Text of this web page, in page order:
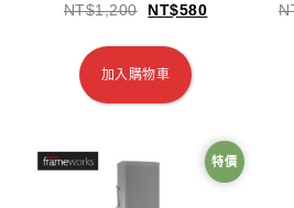
NT$1,200 NT$580
加入購物車
特價